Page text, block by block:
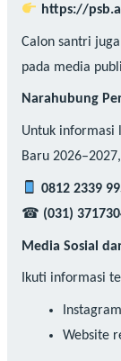
https://
Calon santri
pada media
Narahubung
Untuk informasi
Baru
0812 2339
☎ (031)
Media Sosial
Ikuti informasi
Website